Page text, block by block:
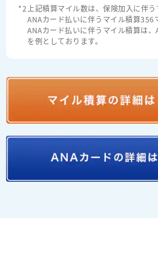
上記積算マイル数は、保険加入に伴
ANAカード払いに伴うマイル積算356
ANAカード払いに伴うマイル積算は
を例としております。